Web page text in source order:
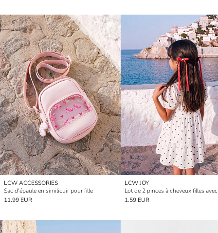
LCW ACCESSORIES
Sac d'épaule en similicuir pour fille
11.99 EUR
LCW JOY
1.59 EUR